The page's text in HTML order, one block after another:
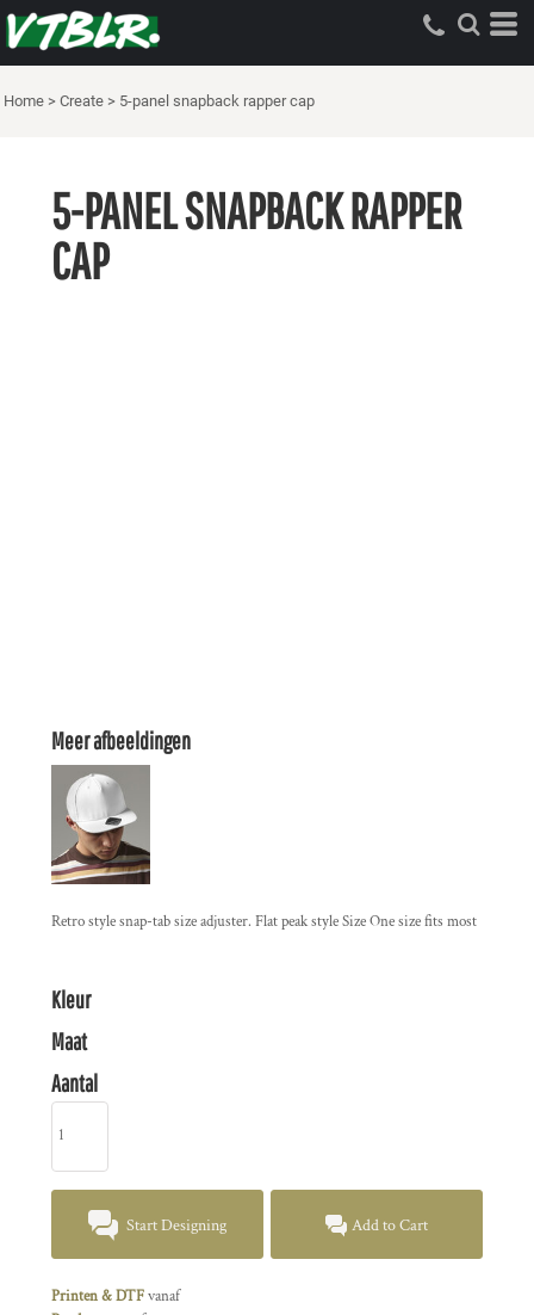
Home > Create > 5-panel snapback rapper cap
5-PANEL SNAPBACK RAPPER
CAP
Meer afbeeldingen
Retro style snap-tab size adjuster. Flat peak style Size One size fits most
Kleur
Maat
Aantal
Start Designing Add to Cart
Printen & DTFvanaf